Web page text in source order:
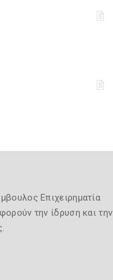
Επιχειρηματία
την ίδρυση και την